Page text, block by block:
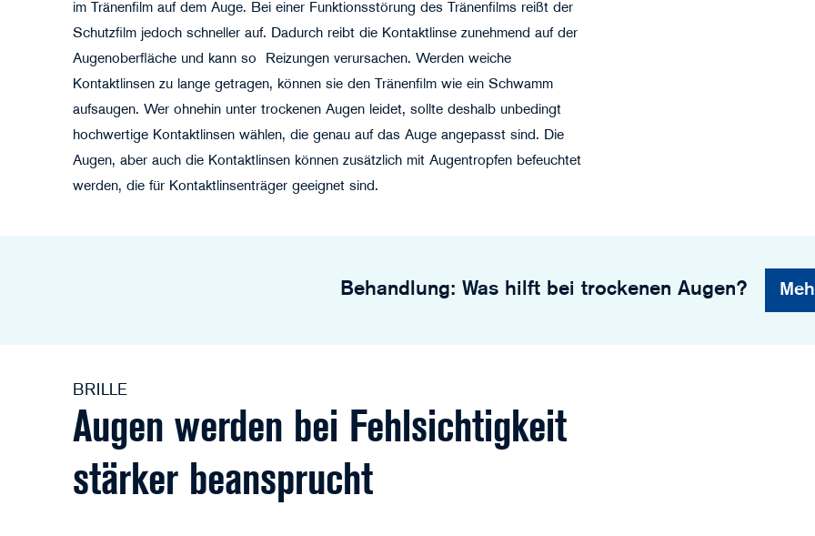
im Tränenfilm auf dem Auge. Bei einer Funktionsstörung des Tränenfilms reißt der
Schutzfilm jedoch schneller auf. Dadurch reibt die Kontaktlinse zunehmend auf der
Augenoberfläche und kann so Reizungen verursachen. Werden weiche
Kontaktlinsen zu lange getragen, können sie den Tränenfilm wie ein Schwamm
aufsaugen. Wer ohnehin unter trockenen Augen leidet, sollte deshalb unbedingt
hochwertige Kontaktlinsen wählen, die genau auf das Auge angepasst sind. Die
Augen, aber auch die Kontaktlinsen können zusätzlich mit Augentropfen befeuchtet
werden, die für Kontaktlinsenträger geeignet sind.
Behandlung: Was hilft bei trockenen Augen?
BRILLE
Augen werden bei Fehlsichtigkeit
stärker beansprucht